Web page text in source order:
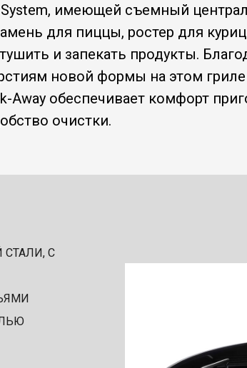
System, имеющей съемный
для пиццы, ростер для
и запекать продукты.
новой формы на этом
обеспечивает комфорт
очистки.
СТАЛИ, С